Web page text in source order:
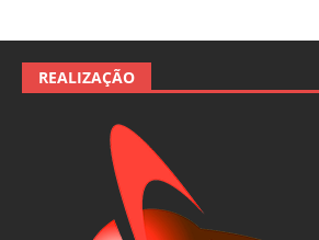
REALIZAÇÃO